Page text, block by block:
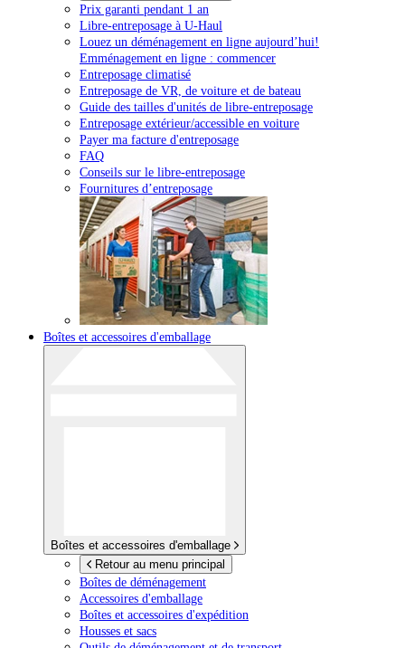
Prix garanti pendant 1 an
Libre-entreposage à U-Haul
Louez un déménagement en ligne aujourd’hui!
Emménagement en ligne : commencer
Entreposage climatisé
Entreposage de VR, de voiture et de bateau
Guide des tailles d'unités de libre-entreposage
Entreposage extérieur/accessible en voiture
Payer ma facture d'entreposage
FAQ
Conseils sur le libre-entreposage
Fournitures d’entreposage
Boîtes et accessoires d'emballage
Boîtes et accessoires d'emballage
Retour au menu principal
Boîtes de déménagement
Accessoires d'emballage
Boîtes et accessoires d'expédition
Housses et sacs